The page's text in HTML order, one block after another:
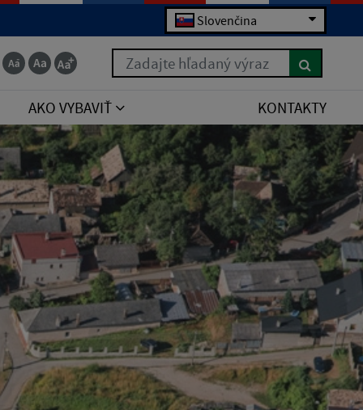
Slovenčina
Zadajte hľadaný výraz
AKO VYBAVIŤ KONTAKTY